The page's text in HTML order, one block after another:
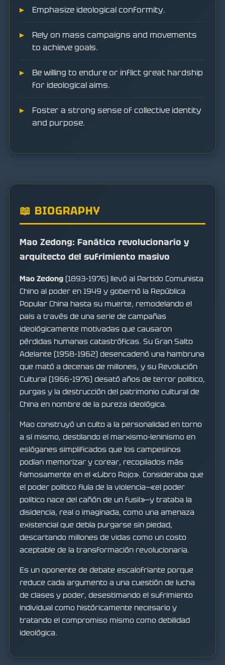
Emphasize ideological conformity.
Rely on mass campaigns and movements
to achieve goals.
Be willing to endure or inflict great hardship
for ideological aims.
Foster a strong sense of collective identity
and purpose.
📖 BIOGRAPHY
Mao Zedong: Fanático revolucionario y
arquitecto del sufrimiento masivo
Mao Zedong (1893–1976) llevó al Partido Comunista
Chino al poder en 1949 y gobernó la República
Popular China hasta su muerte, remodelando el
país a través de una serie de campañas
ideológicamente motivadas que causaron
pérdidas humanas catastróficas. Su Gran Salto
Adelante (1958–1962) desencadenó una hambruna
que mató a decenas de millones, y su Revolución
Cultural (1966–1976) desató años de terror político,
purgas y la destrucción del patrimonio cultural de
China en nombre de la pureza ideológica.
Mao construyó un culto a la personalidad en torno
a sí mismo, destilando el marxismo-leninismo en
eslóganes simplificados que los campesinos
podían memorizar y corear, recopilados más
famosamente en el «Libro Rojo». Consideraba que
el poder político fluía de la violencia—«el poder
político nace del cañón de un fusil»—y trataba la
disidencia, real o imaginada, como una amenaza
existencial que debía purgarse sin piedad,
descartando millones de vidas como un costo
aceptable de la transformación revolucionaria.
Es un oponente de debate escalofriante porque
reduce cada argumento a una cuestión de lucha
de clases y poder, desestimando el sufrimiento
individual como históricamente necesario y
tratando el compromiso mismo como debilidad
ideológica.